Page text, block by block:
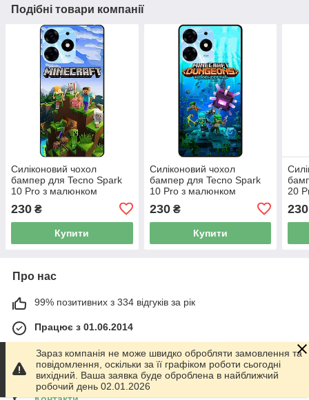
Подібні товари компанії
Силіконовий чохол
бампер для Tecno Spark
10 Pro з малюнком
230 ₴
Купити
Силіконовий чохол
бампер для Tecno Spark
10 Pro з малюнком
230₴
Купити
20
230
Про нас
99% позитивних з 334 відгуків за рік
Працює з 01.06.2014
м. Харків
График работы 10.00-17.00. Суббота - Воскресенье
выходной!, Харків, Україна
Зараз компанія не може швидко обробляти замовлення та
повідомлення, оскільки за її графіком роботи сьогодні
вихідний. Ваша заявка буде оброблена в найближчий
робочий день 02.01.2026